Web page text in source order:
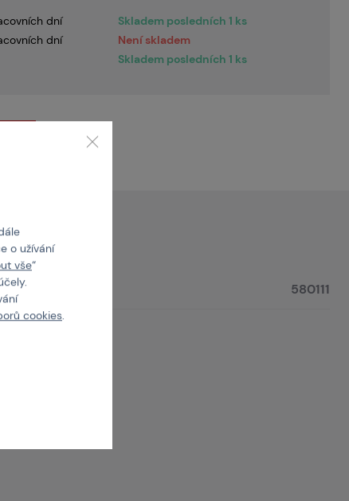
dní
Skladem posledních 1 ks
dní
Není skladem
Skladem posledních 1 ks
580111
o užívání
vše“
cookies.